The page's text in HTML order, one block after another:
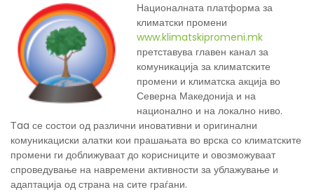
Националната платформа за
климатски промени
www.klimatskipromeni.mk
претставува главен канал за
комуникација за климатските
промени и климатска акција во
Северна Македонија и на
национално и на локално ниво.
Тaa се состои од различни иновативни и оригинални
комуникациски алатки кои прашањата во врска со климатските
промени ги доближуваат до корисниците и овозможуваат
спроведување на навремени активности за ублажување и
адаптација од страна на сите граѓани.